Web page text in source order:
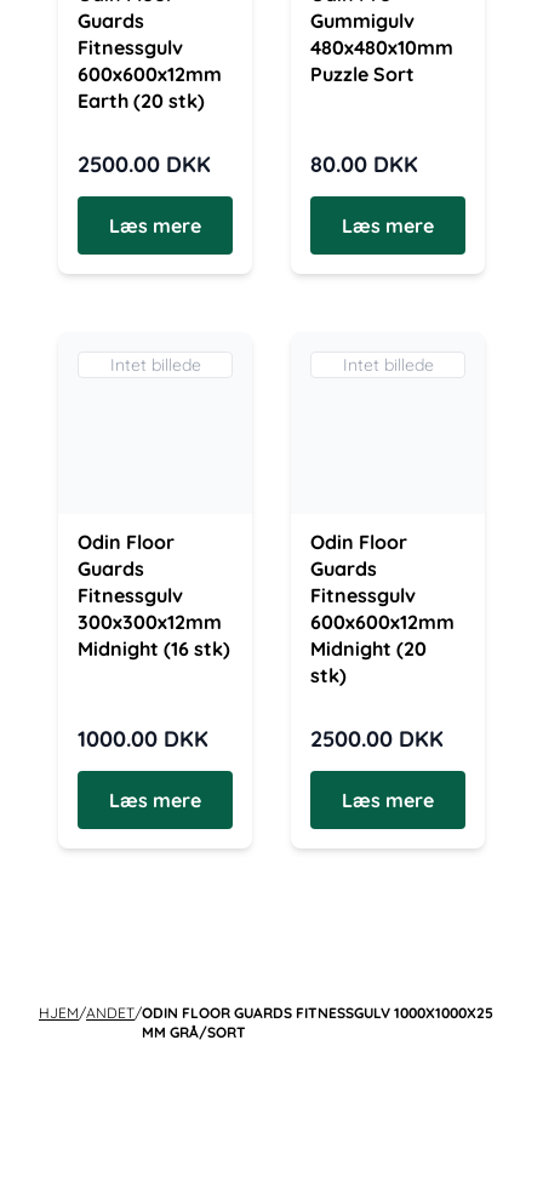
Guards
Fitnessgulv
600x600x12mm
Earth (20 stk)
2500.00 DKK
Læs mere
Gummigulv
480x480x10mm
Puzzle Sort
80.00 DKK
Læs mere
Intet billede
Odin Floor
Guards
Fitnessgulv
300x300x12mm
Midnight (16 stk)
1000.00 DKK
Læs mere
Intet billede
Odin Floor
Guards
Fitnessgulv
600x600x12mm
Midnight (20
stk)
2500.00 DKK
Læs mere
HJEM/ANDET/ODIN FLOOR GUARDS FITNESSGULV 1000X1000X25
MM GRÅ/SORT